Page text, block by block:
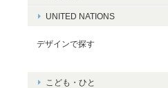
UNITED NATIONS
デザインで探す
こども・ひと